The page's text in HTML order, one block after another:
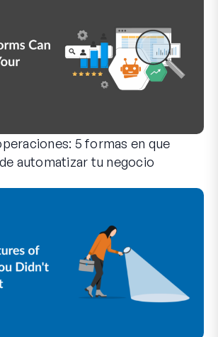
5 formas en que
automatizar tu negocio